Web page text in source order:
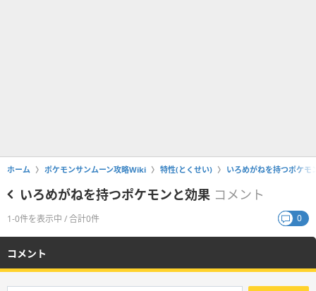
ホーム ポケモンサンムーン攻略Wiki 特性(とくせい) いろめがねを持つポケモ
いろめがねを持つポケモンと効果 コメント
1-0件を表示中 / 合計0件 0
コメント